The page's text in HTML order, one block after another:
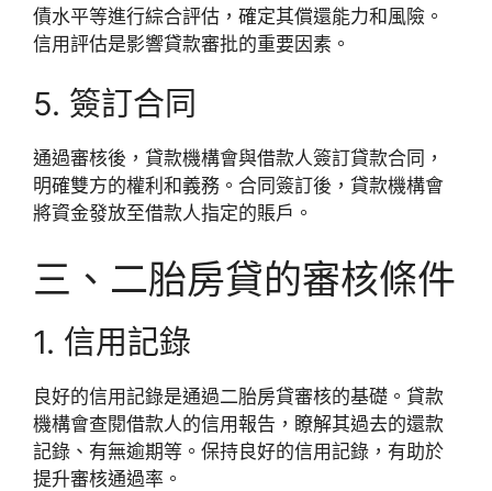
債水平等進行綜合評估，確定其償還能力和風險。
信用評估是影響貸款審批的重要因素。
5. 簽訂合同
通過審核後，貸款機構會與借款人簽訂貸款合同，
明確雙方的權利和義務。合同簽訂後，貸款機構會
將資金發放至借款人指定的賬戶。
三、二胎房貸的審核條件
1. 信用記錄
良好的信用記錄是通過二胎房貸審核的基礎。貸款
機構會查閱借款人的信用報告，瞭解其過去的還款
記錄、有無逾期等。保持良好的信用記錄，有助於
提升審核通過率。